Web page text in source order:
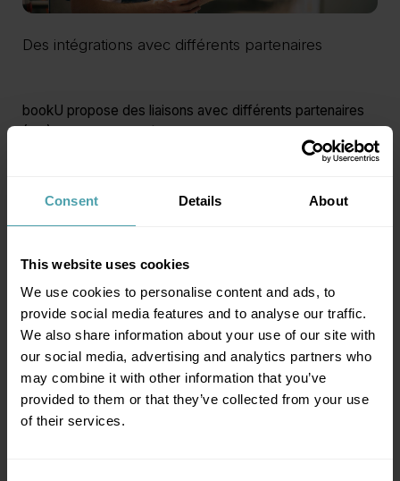
Consent Details About
This website uses cookies
We use cookies to personalise content and ads, to
provide social media features and to analyse our traffic.
We also share information about your use of our site with
our social media, advertising and analytics partners who
may combine it with other information that you’ve
provided to them or that they’ve collected from your use
of their services.
Des intégrations avec différents partenaires
bookU propose des liaisons avec différents partenaires
(RH). Ces liaisons créent des flux automatiques, rendant
tout travail manuel superflu. Vous gagnez ainsi du temps
votre secrétariat social ou agence d'intérim, quel que soit
les saisies manuelles !
Gestion de votre réserve flexible à un seul endroit
Publiez les postes vacants en quelques clics auprès de
partenaires d'intérim tels que NOWJOBS, Randstad ou
Accent Jobs. Dès qu'un travailleur supplémentaire est
trouvé, il est automatiquement ajouté à votre Portail